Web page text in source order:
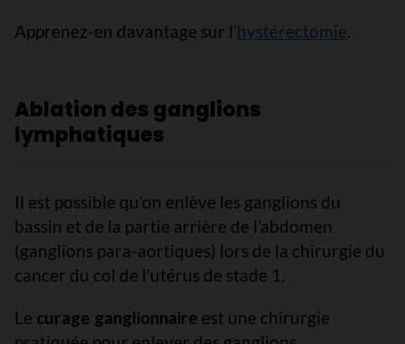
Apprenez-en davantage sur l’hystérectomie.
Ablation des ganglions
lymphatiques
Il est possible qu’on enlève les ganglions du
bassin et de la partie arrière de l’abdomen
(ganglions para-aortiques) lors de la chirurgie du
cancer du col de l’utérus de stade 1.
Le curage ganglionnaire est une chirurgie